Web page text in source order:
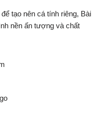
tạo nên cá tính riêng, Bài
nền ấn tượng và chất